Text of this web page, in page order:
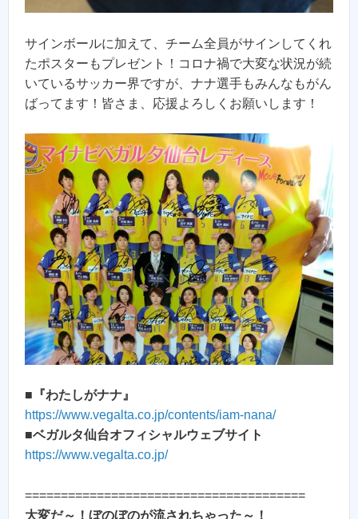
サインボールに加えて、チーム全員がサインしてくれ
たポスターもプレゼント！コロナ禍で大変な状況が続
いているサッカー界ですが、ナナ選手もみんなもがん
ばってます！皆さま、応援よろしくお願いします！
■ 『わたしがナナ』
https://www.vegalta.co.jp/contents/iam-nana/
■ベガルタ仙台オフィシャルウェブサイト
https://www.vegalta.co.jp/
=======================================
大変だ～！ぼのぼのが流されちゃった～！